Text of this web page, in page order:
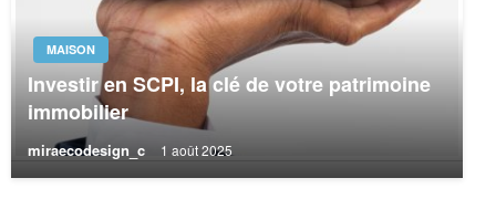
MAISON
Investir en SCPI, la clé de votre patrimoine
immobilier
miraecodesign_c 1 août 2025